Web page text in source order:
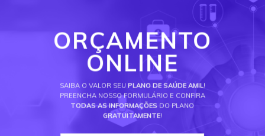
ORÇAMENTO
ONLINE
SAIBA O VALOR SEU PLANO DE SAÚDE AMIL!
PREENCHA NOSSO FORMULÁRIO E CONFIRA
TODAS AS INFORMAÇÕES DO PLANO
GRATUITAMENTE!